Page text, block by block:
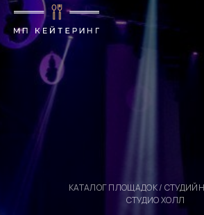
КАТАЛОГ ПЛОЩАДОК/
СТУДИО ХОЛЛ